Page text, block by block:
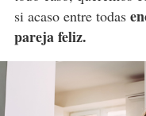
si acaso entre todas
pareja feliz.